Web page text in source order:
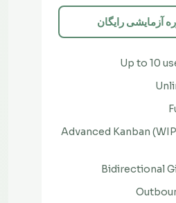
آزمایشی رایگان
Up to 10
Advanced Kanban
Bidirectional